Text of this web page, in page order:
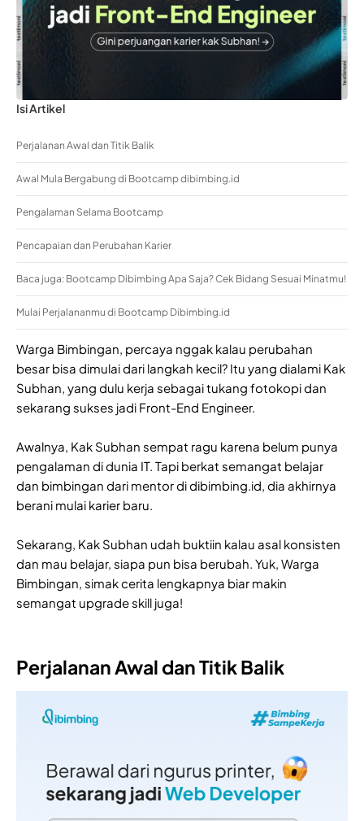
Isi Artikel
Perjalanan Awal dan Titik Balik
Awal Mula Bergabung di Bootcamp dibimbing.id
Pengalaman Selama Bootcamp
Pencapaian dan Perubahan Karier
Baca juga: Bootcamp Dibimbing Apa Saja? Cek Bidang Sesuai Minatmu!
Mulai Perjalananmu di Bootcamp Dibimbing.id
Warga Bimbingan, percaya nggak kalau perubahan
besar bisa dimulai dari langkah kecil? Itu yang dialami Kak
Subhan, yang dulu kerja sebagai tukang fotokopi dan
sekarang sukses jadi Front-End Engineer.
Awalnya, Kak Subhan sempat ragu karena belum punya
pengalaman di dunia IT. Tapi berkat semangat belajar
dan bimbingan dari mentor di dibimbing.id, dia akhirnya
berani mulai karier baru.
Sekarang, Kak Subhan udah buktiin kalau asal konsisten
dan mau belajar, siapa pun bisa berubah. Yuk, Warga
Bimbingan, simak cerita lengkapnya biar makin
semangat upgrade skill juga!
Perjalanan Awal dan Titik Balik